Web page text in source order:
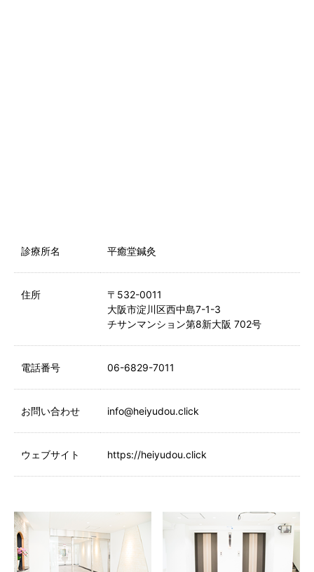
診療所名 平癒堂鍼灸
住所
〒532-0011
大阪市淀川区西中島7-1-3
チサンマンション第8新大阪 702号
電話番号 06-6829-7011
お問い合わせ info@heiyudou.click
ウェブサイト https://heiyudou.click